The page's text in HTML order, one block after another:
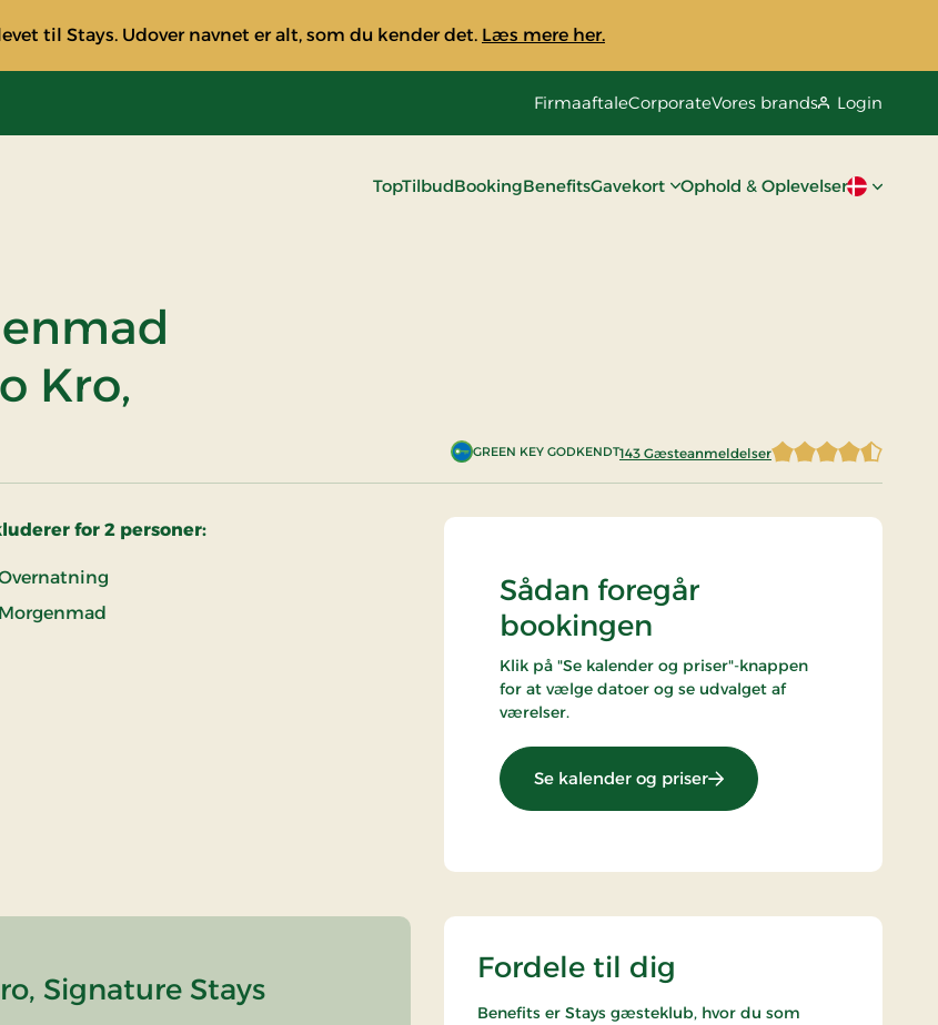
til Stays. Udover navnet er alt, som du kender det. Læs mere her.
FirmaaftaleCorporateVores brands Login
TopTilbudBookingBenefitsGavekort Ophold & OplevelserAktivt
Kro,
GREEN KEY GODKENDT143 Gæsteanmeldelser
for 2 personer:
Morgenmad
Sådan foregår
bookingen
Klik på "Se kalender og priser"-knappen
for at vælge datoer og se udvalget af
værelser.
Se kalender og priser: Overnatning og
Signature Stays
Fordele til dig
Benefits er Stays gæsteklub, hvor du som